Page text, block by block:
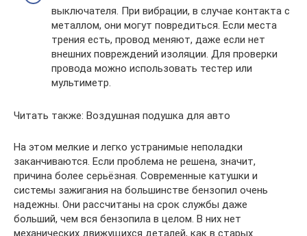
выключателя. При вибрации, в случае контакта с
металлом, они могут повредиться. Если места
трения есть, провод меняют, даже если нет
внешних повреждений изоляции. Для проверки
провода можно использовать тестер или
мультиметр.
Читать также: Воздушная подушка для авто
На этом мелкие и легко устранимые неполадки
заканчиваются. Если проблема не решена, значит,
причина более серьёзная. Современные катушки и
системы зажигания на большинстве бензопил очень
надежны. Они рассчитаны на срок службы даже
больший, чем вся бензопила в целом. В них нет
механических движущихся деталей, как в старых